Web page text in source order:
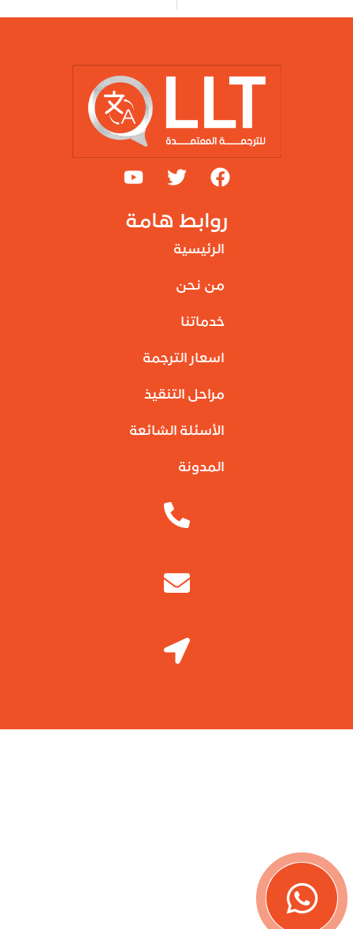
روابط هامة
الرئيسية
من نحن
خدماتنا
اسعار الترجمة
مراحل التنقيذ
الأسئلة الشائعة
المدونة